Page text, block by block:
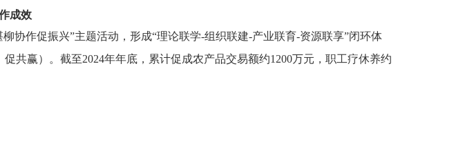
成效
协作促振兴”主题活动，形成“理论联学-组织联建-产业联育-资源联享”闭环体
共赢）。截至2024年年底，累计促成农产品交易额约1200万元，职工疗休养约